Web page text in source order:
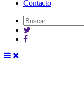
Contacto